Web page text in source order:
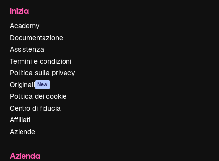
Inizia
Academy
Documentazione
Assistenza
Termini e condizioni
Politica sulla privacy
Originali New
Politica dei cookie
Centro di fiducia
Affiliati
Aziende
Azienda